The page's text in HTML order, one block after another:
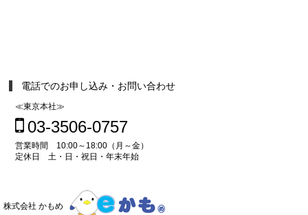
電話でのお申し込み・お問い合わせ
≪東京本社≫
03-3506-0757
営業時間 10:00～18:00（月～金）
定休日 土・日・祝日・年末年始
株式会社 かもめ